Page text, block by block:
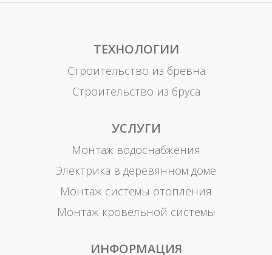
ТЕХНОЛОГИИ
Строительство из бревна
Строительство из бруса
УСЛУГИ
Монтаж водоснабжения
Электрика в деревянном доме
Монтаж системы отопления
Монтаж кровельной системы
ИНФОРМАЦИЯ